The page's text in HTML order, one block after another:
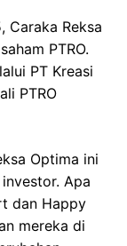
Caraka Reksa
PTRO.
PT Kreasi
PTRO
Optima ini
Apa
dan Happy
mereka di